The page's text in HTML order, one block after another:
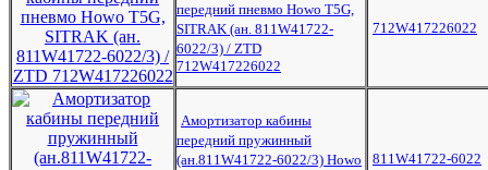
передний пневмо Howo T5G,
SITRAK (ан. 811W41722-
6022/3) / ZTD
712W417226022
712W417226022
Амортизатор кабины
передний пружинный
(ан.811W41722-6022/3) Howo
811W41722-6022